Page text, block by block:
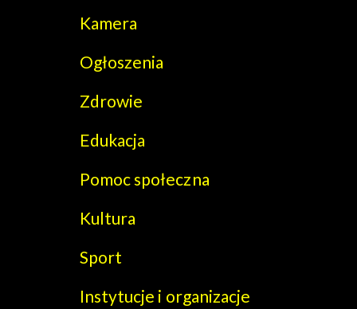
Kamera
Ogłoszenia
Zdrowie
Edukacja
Pomoc społeczna
Kultura
Sport
Instytucje i organizacje